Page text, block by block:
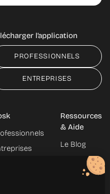
Ressources
& Aide
Le Blog
Le Podcast
l’application
PROFESSIONNELS
ENTREPRISES